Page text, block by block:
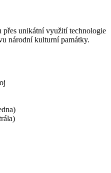
přes unikátní využití technologie
národní kulturní památky.